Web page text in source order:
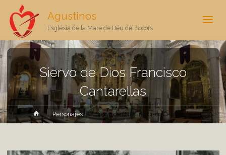
Agustinos
Església de la Mare de Déu del Socors
Siervo de Dios Francisco
Cantarellas
InicioPersonajes Siervo de Dios Francisco Cantarellas